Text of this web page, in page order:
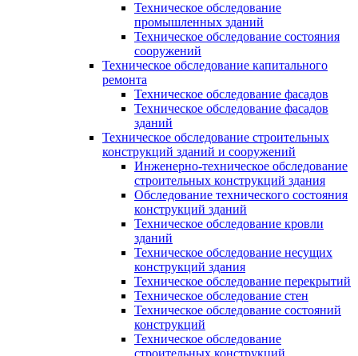
Техническое обследование
промышленных зданий
Техническое обследование состояния
сооружений
Техническое обследование капитального
ремонта
Техническое обследование фасадов
Техническое обследование фасадов
зданий
Техническое обследование строительных
конструкций зданий и сооружений
Инженерно-техническое обследование
строительных конструкций здания
Обследование технического состояния
конструкций зданий
Техническое обследование кровли
зданий
Техническое обследование несущих
конструкций здания
Техническое обследование перекрытий
Техническое обследование стен
Техническое обследование состояний
конструкций
Техническое обследование
строительных конструкций